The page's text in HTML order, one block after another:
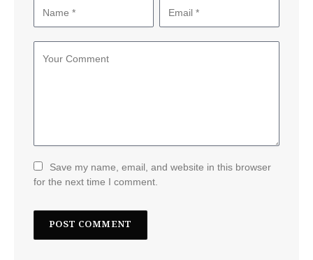
Save my name, email, and website in this browser
for the next time I comment.